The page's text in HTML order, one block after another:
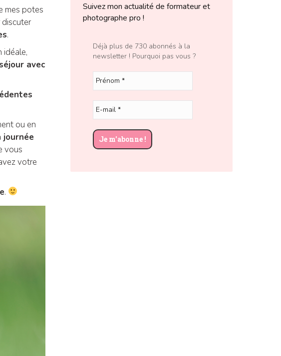
mes potes
.
idéale,
avec
ou en
vous
votre
.
Suivez mon actualité de formateur et
photographe pro !
Déjà plus de 730 abonnés à la
newsletter ! Pourquoi pas vous ?